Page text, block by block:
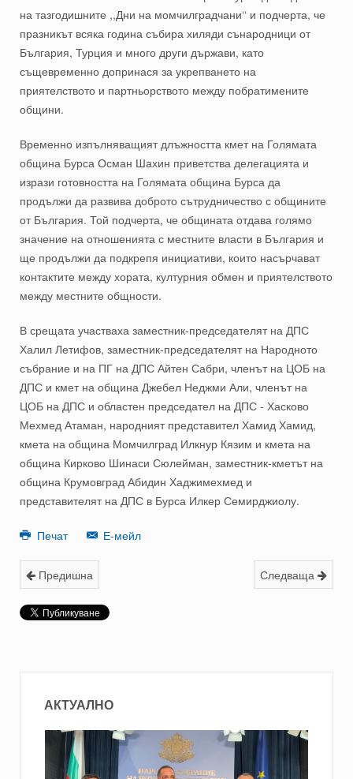
на тазгодишните ,,Дни на момчилградчани‘‘ и подчерта, че
празникът всяка година събира хиляди сънародници от
България, Турция и много други държави, като
същевременно допринася за укрепването на
приятелството и партньорството между побратимените
общини.
Временно изпълняващият длъжността кмет на Голямата
община Бурса Осман Шахин приветства делегацията и
изрази готовността на Голямата община Бурса да
продължи да развива доброто сътрудничество с общините
от България. Той подчерта, че общината отдава голямо
значение на отношенията с местните власти в България и
ще продължи да подкрепя инициативи, които насърчават
контактите между хората, културния обмен и приятелството
между местните общности.
В срещата участваха заместник-председателят на ДПС
Халил Летифов, заместник-председателят на Народното
събрание и на ПГ на ДПС Айтен Сабри, членът на ЦОБ на
ДПС и кмет на община Джебел Неджми Али, членът на
ЦОБ на ДПС и областен председател на ДПС - Хасково
Мехмед Атаман, народният представител Хамид Хамид,
кмета на община Момчилград Илкнур Кязим и кмета на
община Кирково Шинаси Сюлейман, заместник-кметът на
община Крумовград Абидин Хаджимехмед и
представителят на ДПС в Бурса Илкер Семирджиолу.
Печат Е-мейл
Предишна Следваща
АКТУАЛНО